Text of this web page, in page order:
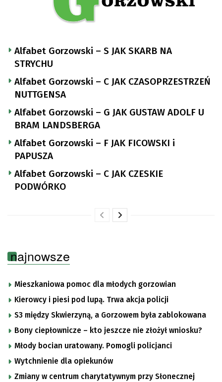
Alfabet Gorzowski – S JAK SKARB NA
STRYCHU
Alfabet Gorzowski – C JAK CZASOPRZESTRZEŃ
NUTTGENSA
Alfabet Gorzowski – G JAK GUSTAW ADOLF U
BRAM LANDSBERGA
Alfabet Gorzowski – F JAK FICOWSKI i
PAPUSZA
Alfabet Gorzowski – C JAK CZESKIE
PODWÓRKO
najnowsze
Mieszkaniowa pomoc dla młodych gorzowian
Kierowcy i piesi pod lupą. Trwa akcja policji
S3 między Skwierzyną, a Gorzowem była zablokowana
Bony ciepłownicze – kto jeszcze nie złożył wniosku?
Młody bocian uratowany. Pomogli policjanci
Wytchnienie dla opiekunów
Zmiany w centrum charytatywnym przy Słonecznej